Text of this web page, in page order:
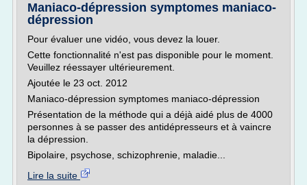
Maniaco-dépression symptomes maniaco-
dépression
Pour évaluer une vidéo, vous devez la louer.
Cette fonctionnalité n'est pas disponible pour le moment.
Veuillez réessayer ultérieurement.
Ajoutée le 23 oct. 2012
Maniaco-dépression symptomes maniaco-dépression
Présentation de la méthode qui a déjà aidé plus de 4000
personnes à se passer des antidépresseurs et à vaincre
la dépression.
Bipolaire, psychose, schizophrenie, maladie...
Lire la suite